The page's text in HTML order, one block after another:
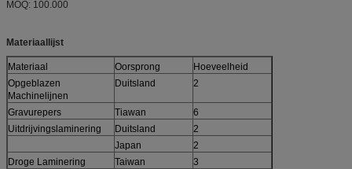
MOQ: 100.000
Materiaallijst
Materiaal Oorsprong
Hoeveelheid
Opgeblazen
Machinelijnen
Duitsland 2
Gravurepers Tiawan
6
Uitdrijvingslaminering
Duitsland
2
Japan
2
Droge Laminering
Taiwan
3